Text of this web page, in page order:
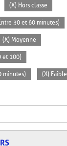
(X) Hors classe
30 et 60 minutes)
(X) Moyenne
et 100)
minutes) (X) Faible